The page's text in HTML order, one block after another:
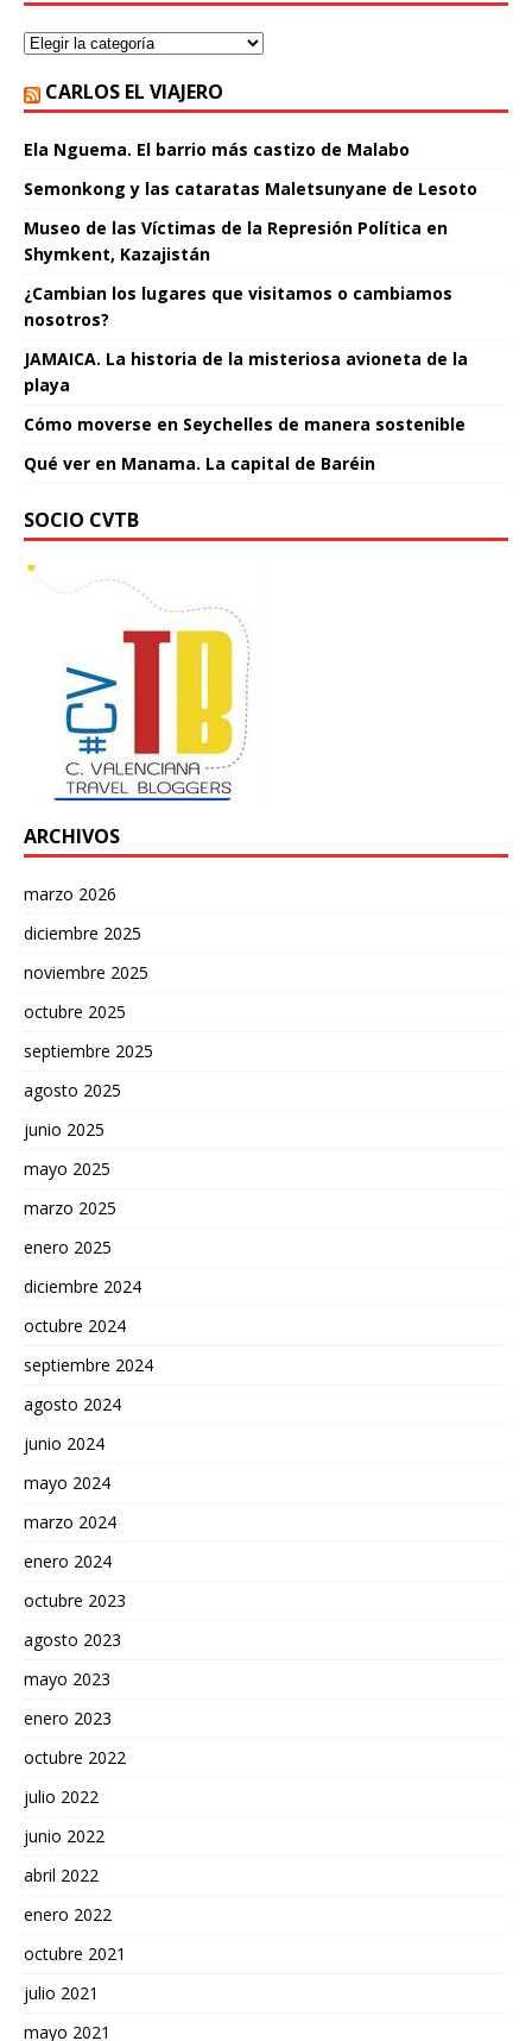
CARLOS EL VIAJERO
Ela Nguema. El barrio más castizo de Malabo
Semonkong y las cataratas Maletsunyane de Lesoto
Museo de las Víctimas de la Represión Política en
Shymkent, Kazajistán
¿Cambian los lugares que visitamos o cambiamos
nosotros?
JAMAICA. La historia de la misteriosa avioneta de la
playa
Cómo moverse en Seychelles de manera sostenible
Qué ver en Manama. La capital de Baréin
SOCIO CVTB
ARCHIVOS
marzo 2026
diciembre 2025
noviembre 2025
octubre 2025
septiembre 2025
agosto 2025
junio 2025
mayo 2025
marzo 2025
enero 2025
diciembre 2024
octubre 2024
septiembre 2024
agosto 2024
junio 2024
mayo 2024
marzo 2024
enero 2024
octubre 2023
agosto 2023
mayo 2023
enero 2023
octubre 2022
julio 2022
junio 2022
abril 2022
enero 2022
octubre 2021
julio 2021
mayo 2021